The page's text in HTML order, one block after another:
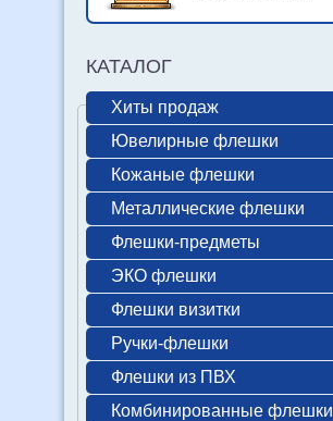
КАТАЛОГ
Хиты продаж
Ювелирные флешки
Кожаные флешки
Металлические флешки
Флешки-предметы
ЭКО флешки
Флешки визитки
Ручки-флешки
Флешки из ПВХ
Комбинированные флешки